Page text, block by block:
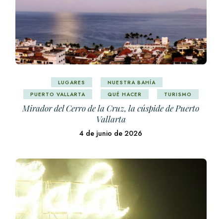
LUGARES
NUESTRA BAHÍA
PUERTO VALLARTA
QUÉ HACER TURISMO
Mirador del Cerro de la Cruz, la cúspide de Puerto
Vallarta
4 de junio de 2026